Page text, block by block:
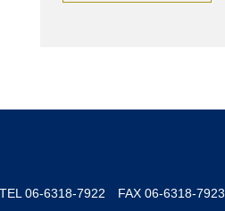
TEL 06-6318-7922 FAX 06-6318-7923